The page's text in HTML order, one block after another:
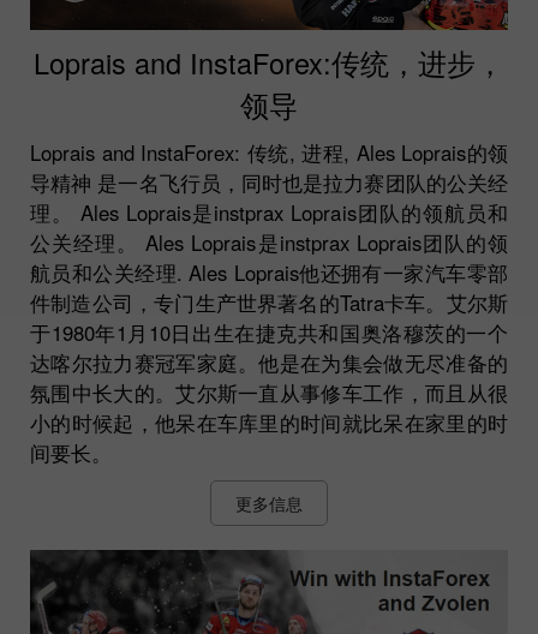
Loprais and InstaForex:传统，进步，
领导
Loprais and InstaForex: 传统, 进程, Ales Loprais的领
导精神 是一名飞行员，同时也是拉力赛团队的公关经
理。 Ales Loprais是instprax Loprais团队的领航员和
公关经理。 Ales Loprais是instprax Loprais团队的领
航员和公关经理. Ales Loprais他还拥有一家汽车零部
件制造公司，专门生产世界著名的Tatra卡车。艾尔斯
于1980年1月10日出生在捷克共和国奥洛穆茨的一个
达喀尔拉力赛冠军家庭。他是在为集会做无尽准备的
氛围中长大的。艾尔斯一直从事修车工作，而且从很
小的时候起，他呆在车库里的时间就比呆在家里的时
间要长。
更多信息